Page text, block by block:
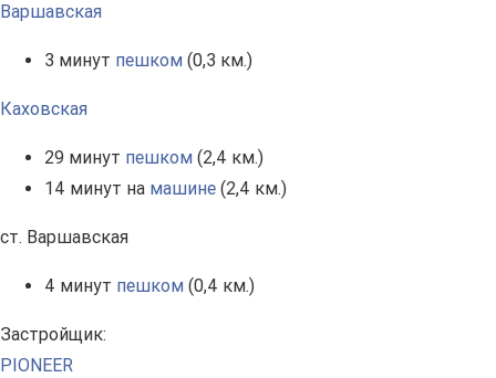
Варшавская
3 минут пешком (0,3 км.)
Каховская
29 минут пешком (2,4 км.)
14 минут на машине (2,4 км.)
ст. Варшавская
4 минут пешком (0,4 км.)
Застройщик:
PIONEER